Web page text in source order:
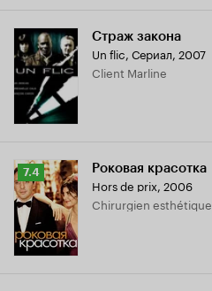
Страж закона
Un flic, Сериал, 2007
Client Marline
Рейтинг
Кинопоиска
7.4
7.4 Роковая красотка
Hors de prix, 2006
Chirurgien esthétique